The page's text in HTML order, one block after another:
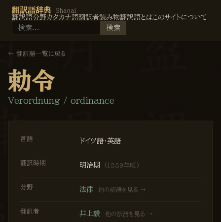
翻訳語辞典 Shaqai
翻訳語分野カタカナ語翻訳者読み物翻訳語とはこのサイトについて
検索
← 翻訳語一覧に戻る
勅令
Verordnung / ordinance
言語 ドイツ語・英語
翻訳時期 明治期 ( 1889年頃)
分野 法律 他の訳語を見る →
翻訳者 井上毅 他の訳語を見る →